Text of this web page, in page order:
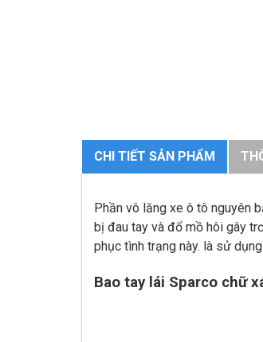
CHI TIẾT SẢN PHẨM
Phần vô lăng xe ô tô nguyên
bị đau tay và đổ mồ hôi gây
phục tình trạng này. là sử
Bao tay lái Sparco chữ